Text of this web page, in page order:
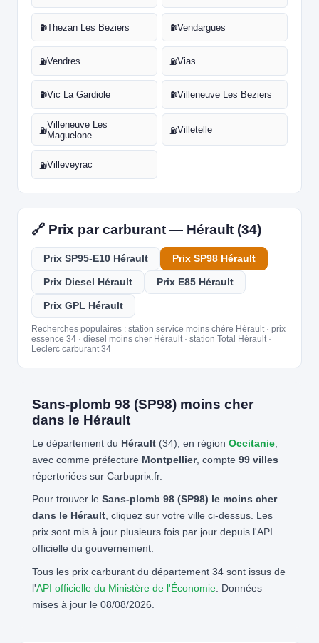
⛽Thezan Les Beziers ⛽Vendargues
⛽Vendres ⛽Vias
⛽Vic La Gardiole ⛽Villeneuve Les Beziers
⛽
Villeneuve Les
Maguelone
⛽Villetelle
⛽Villeveyrac
🔗 Prix par carburant — Hérault (34)
Prix SP95-E10 Hérault Prix SP98 Hérault
Prix Diesel Hérault Prix E85 Hérault
Prix GPL Hérault
Recherches populaires : station service moins chère Hérault · prix
essence 34 · diesel moins cher Hérault · station Total Hérault ·
Leclerc carburant 34
Sans-plomb 98 (SP98) moins cher
dans le Hérault
Le département du Hérault(34), en région Occitanie,
avec comme préfecture Montpellier, compte 99 villes
répertoriées sur Carbuprix.fr.
Pour trouver le Sans-plomb 98 (SP98) le moins cher
dans le Hérault, cliquez sur votre ville ci-dessus. Les
prix sont mis à jour plusieurs fois par jour depuis l'API
officielle du gouvernement.
Tous les prix carburant du département 34 sont issus de
l'API officielle du Ministère de l'Économie. Données
mises à jour le 08/08/2026.